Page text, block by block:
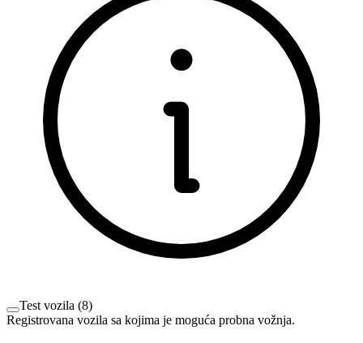
Test vozila (8)
Registrovana vozila sa kojima je moguća probna vožnja.